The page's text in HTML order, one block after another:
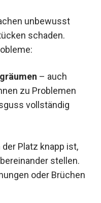
unbewusst
schaden.
– auch
zu Problemen
vollständig
Platz knapp ist,
stellen.
oder Brüchen